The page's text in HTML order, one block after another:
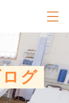
グ